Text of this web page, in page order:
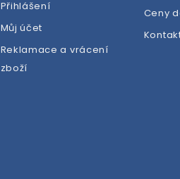
Přihlášení
Můj účet
Reklamace a vrácení
zboží
Ceny